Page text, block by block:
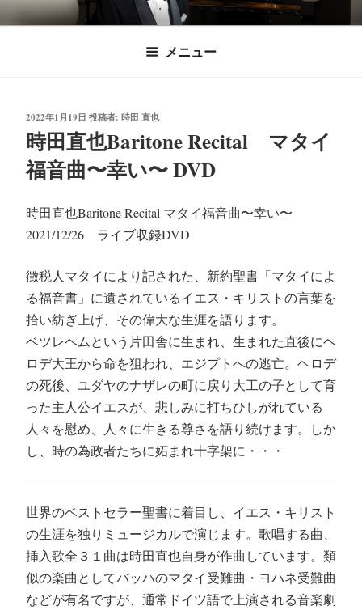
コ
時田直也 声楽
歌うことは希望を語ること、生きることは喜
びも悲しみもわかちあうことかけがえのない
メニュー
投
稿
日:
2022年1月19日 投稿者: 時田 直也
時田直也Baritone Recital マタイ
福音曲〜幸い〜 DVD
時田直也Baritone Recital マタイ福音曲〜幸い〜
2021/12/26 ライブ収録DVD
徴税人マタイにより記された、新約聖書「マタイによ
る福音書」に遺されているイエス・キリストの言葉を
拾い紡ぎ上げ、その偉大な生涯を語ります。
ベツレヘムという片田舎に生まれ、生まれた直後にヘ
ロデ大王から命を狙われ、エジプトへの逃亡。ヘロデ
の死後、ユダヤのナザレの町に戻り大工の子として育
った主人公イエスが、悲しみに打ちひしがれている
人々を慰め、人々に生きる尊さを語り続けます。しか
し、時の為政者たちに妬まれ十字架に・・・
世界のベストセラー聖書に着目し、イエス・キリスト
の生涯を独りミュージカルで演じます。歌唱する曲、
挿入歌全３１曲は時田直也自身が作曲しています。類
似の楽曲としてバッハのマタイ受難曲・ヨハネ受難曲
などが有名ですが、通常ドイツ語で上演される音楽劇